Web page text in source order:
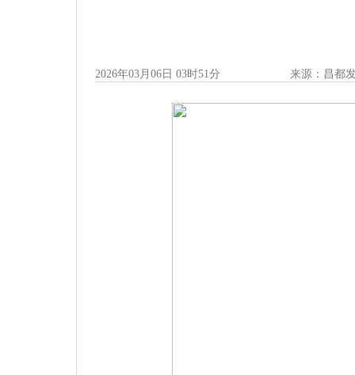
2026年03月06日 03时51分 来源：昌都